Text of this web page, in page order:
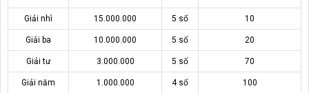
Giải nhì 15.000.000 5 số 10
Giải ba 10.000.000 5 số 20
Giải tư 3.000.000 5 số 70
Giải năm 1.000.000 4 số 100